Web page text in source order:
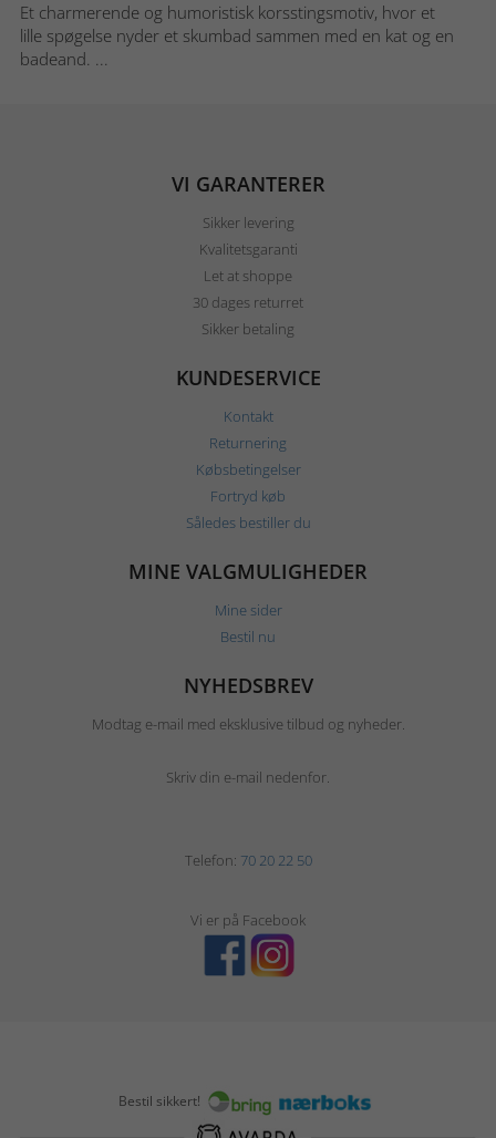
Et charmerende og humoristisk korsstingsmotiv, hvor et
lille spøgelse nyder et skumbad sammen med en kat og en
badeand. ...
VI GARANTERER
Sikker levering
Kvalitetsgaranti
Let at shoppe
30 dages returret
Sikker betaling
KUNDESERVICE
Kontakt
Returnering
Købsbetingelser
Fortryd køb
Således bestiller du
MINE VALGMULIGHEDER
Mine sider
Bestil nu
NYHEDSBREV
Modtag e-mail med eksklusive tilbud og nyheder.
Skriv din e-mail nedenfor.
Telefon: 70 20 22 50
Vi er på Facebook
Bestil sikkert!